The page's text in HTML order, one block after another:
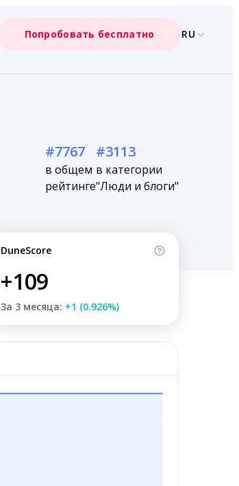
Попробовать бесплатно RU
#7767
в общем
рейтинге
#3113
в категории
"Люди и блоги"
DuneScore
+109
За 3 месяца: +1 (0.926%)